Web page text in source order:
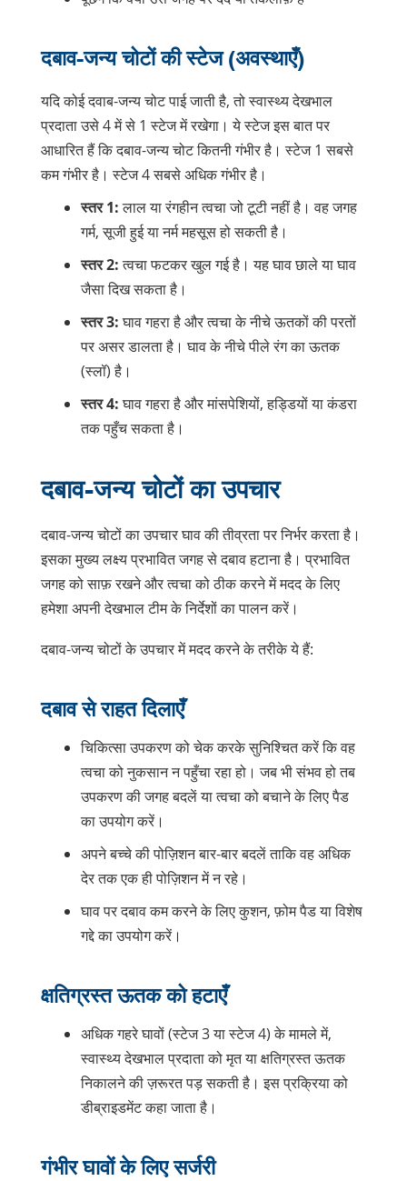
दबाव-जन्य चोटों की स्टेज (अवस्थाएँ)
यदि कोई दवाब-जन्य चोट पाई जाती है, तो स्वास्थ्य देखभाल
प्रदाता उसे 4 में से 1 स्टेज में रखेगा। ये स्टेज इस बात पर
आधारित हैं कि दबाव-जन्य चोट कितनी गंभीर है। स्टेज 1 सबसे
कम गंभीर है। स्टेज 4 सबसे अधिक गंभीर है।
स्तर 1:लाल या रंगहीन त्वचा जो टूटी नहीं है। वह जगह
गर्म, सूजी हुई या नर्म महसूस हो सकती है।
स्तर 2:त्वचा फटकर खुल गई है। यह घाव छाले या घाव
जैसा दिख सकता है।
स्तर 3:घाव गहरा है और त्वचा के नीचे ऊतकों की परतों
पर असर डालता है। घाव के नीचे पीले रंग का ऊतक
(स्लॉ) है।
स्तर 4:घाव गहरा है और मांसपेशियों, हड्डियों या कंडरा
तक पहुँच सकता है।
दबाव-जन्य चोटों का उपचार
दबाव-जन्य चोटों का उपचार घाव की तीव्रता पर निर्भर करता है।
इसका मुख्य लक्ष्य प्रभावित जगह से दबाव हटाना है। प्रभावित
जगह को साफ़ रखने और त्वचा को ठीक करने में मदद के लिए
हमेशा अपनी देखभाल टीम के निर्देशों का पालन करें।
दबाव-जन्य चोटों के उपचार में मदद करने के तरीके ये हैं:
दबाव से राहत दिलाएँ
चिकित्सा उपकरण को चेक करके सुनिश्चित करें कि वह
त्वचा को नुकसान न पहुँचा रहा हो। जब भी संभव हो तब
उपकरण की जगह बदलें या त्वचा को बचाने के लिए पैड
का उपयोग करें।
अपने बच्चे की पोज़िशन बार-बार बदलें ताकि वह अधिक
देर तक एक ही पोज़िशन में न रहे।
घाव पर दबाव कम करने के लिए कुशन, फ़ोम पैड या विशेष
गद्दे का उपयोग करें।
क्षतिग्रस्त ऊतक को हटाएँ
अधिक गहरे घावों (स्टेज 3 या स्टेज 4) के मामले में,
स्वास्थ्य देखभाल प्रदाता को मृत या क्षतिग्रस्त ऊतक
निकालने की ज़रूरत पड़ सकती है। इस प्रक्रिया को
डीब्राइडमेंट कहा जाता है।
गंभीर घावों के लिए सर्जरी